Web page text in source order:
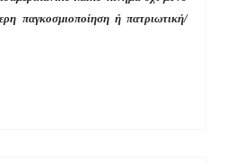
παγκοσμιοποίηση ή πατριωτική/